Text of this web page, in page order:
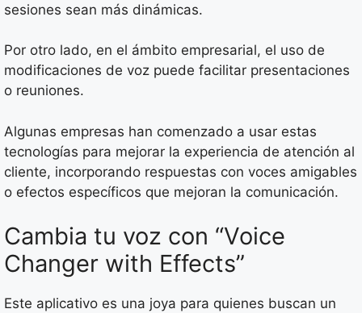
sesiones sean más dinámicas.
Por otro lado, en el ámbito empresarial, el uso de
modificaciones de voz puede facilitar presentaciones
o reuniones.
Algunas empresas han comenzado a usar estas
tecnologías para mejorar la experiencia de atención al
cliente, incorporando respuestas con voces amigables
o efectos específicos que mejoran la comunicación.
Cambia tu voz con “Voice
Changer with Effects”
Este aplicativo es una joya para quienes buscan un